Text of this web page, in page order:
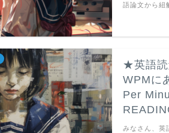
語論文から紐
★英語読
WPMに
Per
みなさん、英